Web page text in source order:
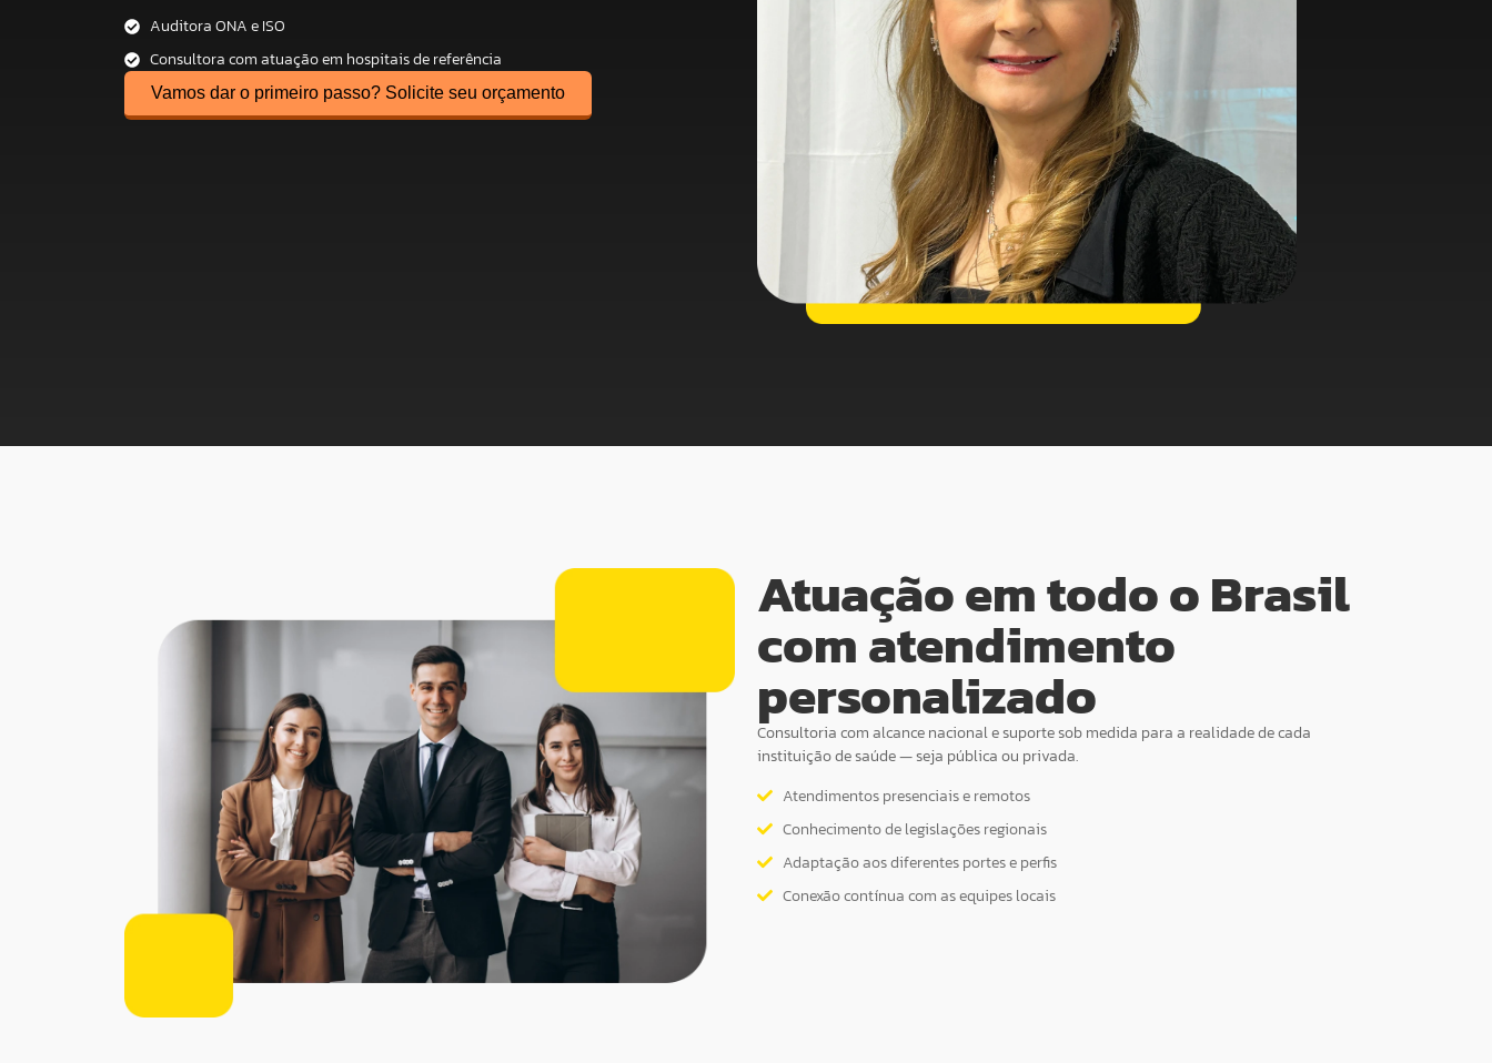
Auditora ONA e ISO
Consultora com atuação em hospitais de referência
Vamos dar o primeiro passo? Solicite seu orçamento
Atuação em todo o Brasil
com atendimento
personalizado
Consultoria com alcance nacional e suporte sob medida para a realidade de cada
instituição de saúde — seja pública ou privada.
Atendimentos presenciais e remotos
Conhecimento de legislações regionais
Adaptação aos diferentes portes e perfis
Conexão contínua com as equipes locais